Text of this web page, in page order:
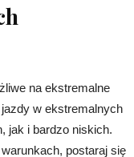
na ekstremalne
w ekstremalnych
jak i bardzo niskich.
postaraj się